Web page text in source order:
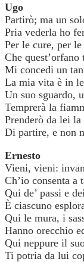
Ugo
Partirò; ma un
Pria vederla ho
Per le cure, per le
Che quest’orfano
Mi concedi un
La mia vita è in
Un suo sguardo,
Temprerà la
Prenderò da lei la
Di partire, e non
Ernesto
Vieni, vieni:
Ch’io consenta a
Qui de’ passi e
È ciascuno
Qui le mura, i
Hanno orecchio
Qui neppure il
Ti potria da lui